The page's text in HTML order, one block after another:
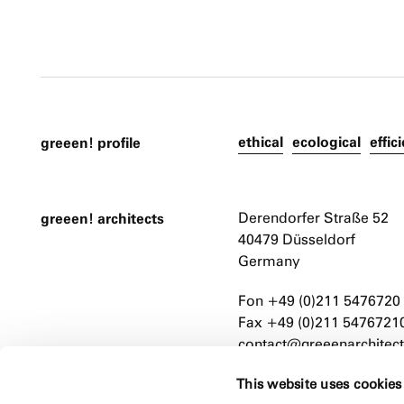
This website uses cookies
greeen! profile ethical ecological
greeen! architects
Derendorfer Straße 52
40479 Düsseldorf
Germany
Fon +49 (0)211 5476720
Fax +49 (0)211